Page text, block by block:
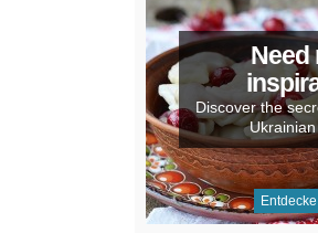
Need
Discover the